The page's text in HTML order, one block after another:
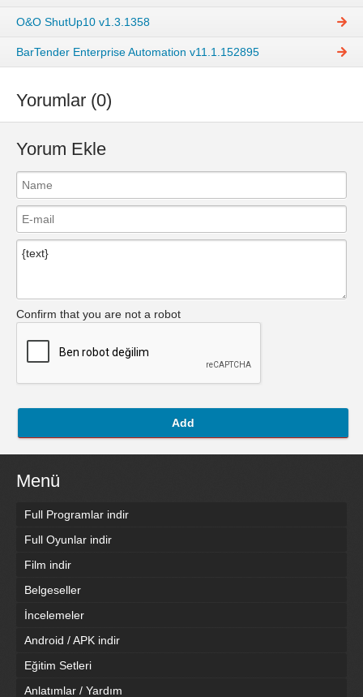
О&O ShutUp10 v1.3.1358
BarTender Enterprise Automation v11.1.152895
Yorumlar (0)
Yorum Ekle
Confirm that you are not a robot
Add
Menü
Full Programlar indir
Full Oyunlar indir
Film indir
Belgeseller
İncelemeler
Android / APK indir
Eğitim Setleri
Anlatımlar / Yardım